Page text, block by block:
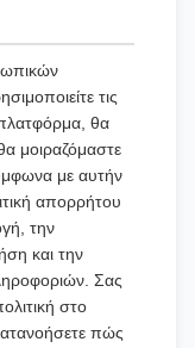
τις
θα
μοιραζόμαστε
με αυτήν
απορρήτου
την
και την
Σας
στο
πώς